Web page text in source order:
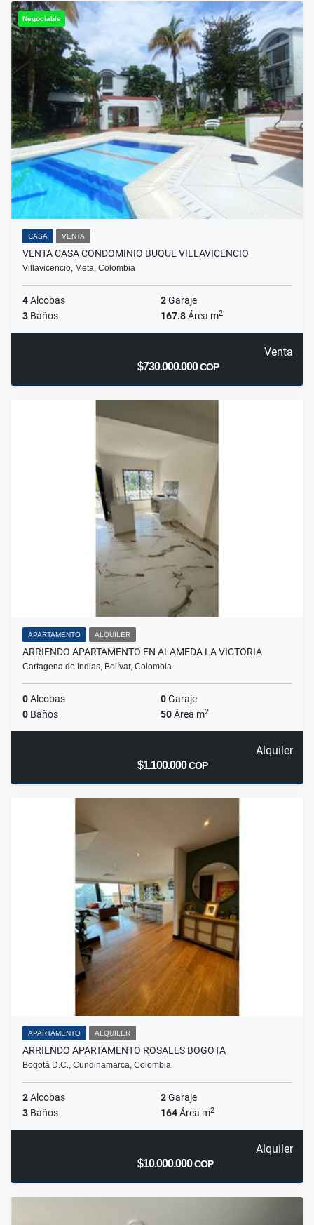
Negociable
CASA VENTA
VENTA CASA CONDOMINIO BUQUE VILLAVICENCIO
Villavicencio, Meta, Colombia
4Alcobas 2Garaje
3 Baños 167.8Área m2
Venta
$730.000.000COP
APARTAMENTO ALQUILER
ARRIENDO APARTAMENTO EN ALAMEDA LA VICTORIA
Cartagena de Indias, Bolívar, Colombia
0Alcobas 0Garaje
0 Baños 50Área m2
Alquiler
$1.100.000COP
APARTAMENTO ALQUILER
ARRIENDO APARTAMENTO ROSALES BOGOTA
Bogotá D.C., Cundinamarca, Colombia
2Alcobas 2Garaje
3 Baños 164Área m2
Alquiler
$10.000.000COP